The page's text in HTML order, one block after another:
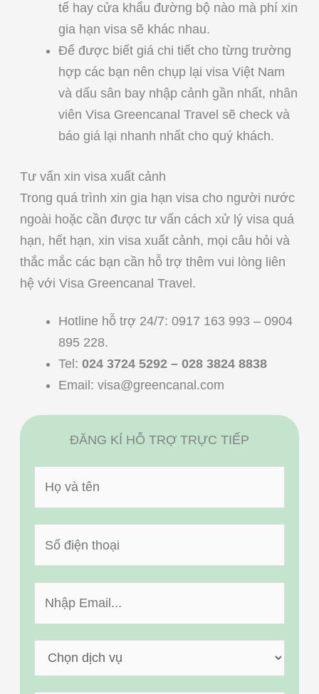
tế hay cửa khẩu đường bộ nào mà phí xin
gia hạn visa sẽ khác nhau.
Để được biết giá chi tiết cho từng trường
hợp các bạn nên chụp lại visa Việt Nam
và dấu sân bay nhập cảnh gần nhất, nhân
viên Visa Greencanal Travel sẽ check và
báo giá lại nhanh nhất cho quý khách.
Tư vấn xin visa xuất cảnh
Trong quá trình xin gia hạn visa cho người nước
ngoài hoặc cần được tư vấn cách xử lý visa quá
hạn, hết hạn, xin visa xuất cảnh, mọi câu hỏi và
thắc mắc các bạn cần hỗ trợ thêm vui lòng liên
hệ với Visa Greencanal Travel.
Hotline hỗ trợ 24/7: 0917 163 993 – 0904
895 228.
Tel: 024 3724 5292 – 028 3824 8838
Email: visa@greencanal.com
ĐĂNG KÍ HỖ TRỢ TRỰC TIẾP